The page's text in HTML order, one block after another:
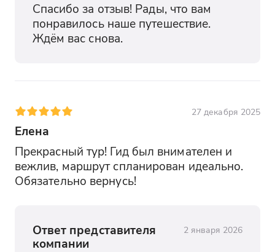
Спасибо за отзыв! Рады, что вам
понравилось наше путешествие.
Ждём вас снова.
27 декабря 2025
Елена
Прекрасный тур! Гид был внимателен и
вежлив, маршрут спланирован идеально.
Обязательно вернусь!
Ответ представителя
компании
2 января 2026